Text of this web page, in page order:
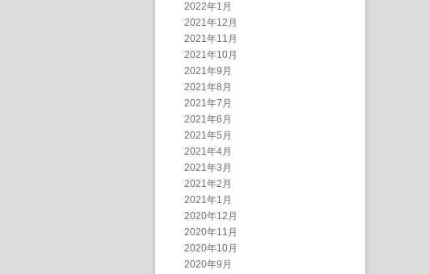
2022年1月
2021年12月
2021年11月
2021年10月
2021年9月
2021年8月
2021年7月
2021年6月
2021年5月
2021年4月
2021年3月
2021年2月
2021年1月
2020年12月
2020年11月
2020年10月
2020年9月